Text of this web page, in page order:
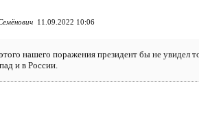
11.09.2022 10:06
нашего поражения президент бы не увидел
и в России.